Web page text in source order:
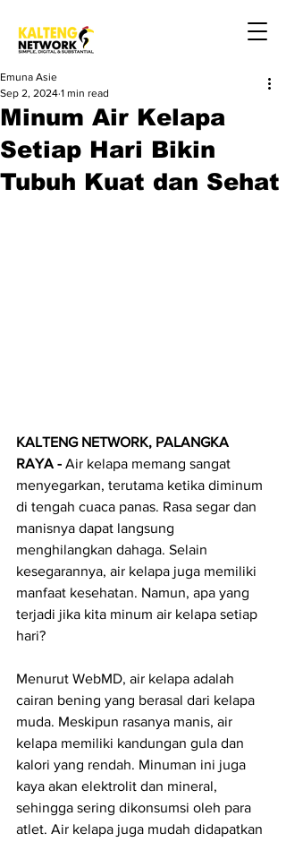
Minum Air Kelapa
Setiap Hari Bikin
Tubuh Kuat dan Sehat
Emuna Asie
Sep 2, 2024 1 min read
KALTENG NETWORK, PALANGKA
RAYA - Air kelapa memang sangat
menyegarkan, terutama ketika diminum
di tengah cuaca panas. Rasa segar dan
manisnya dapat langsung
menghilangkan dahaga. Selain
kesegarannya, air kelapa juga memiliki
manfaat kesehatan. Namun, apa yang
terjadi jika kita minum air kelapa setiap
hari?
Menurut WebMD, air kelapa adalah
cairan bening yang berasal dari kelapa
muda. Meskipun rasanya manis, air
kelapa memiliki kandungan gula dan
kalori yang rendah. Minuman ini juga
kaya akan elektrolit dan mineral,
sehingga sering dikonsumsi oleh para
atlet. Air kelapa juga mudah didapatkan